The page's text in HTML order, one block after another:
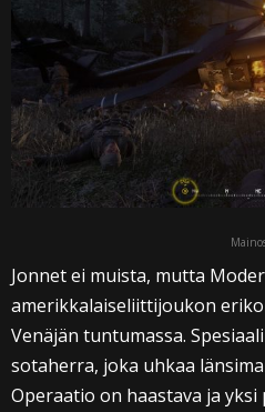
Jonnet ei muista, mutta
amerikkalaiseliittijoukon
Venäjän tuntumassa.
sotaherra, joka uhkaa
Operaatio on haastava ja yksi